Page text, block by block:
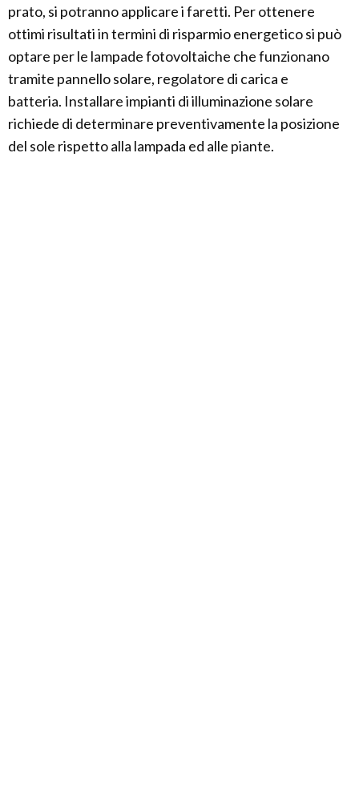
prato, si potranno applicare i faretti. Per ottenere
ottimi risultati in termini di risparmio energetico si può
optare per le lampade fotovoltaiche che funzionano
tramite pannello solare, regolatore di carica e
batteria. Installare impianti di illuminazione solare
richiede di determinare preventivamente la posizione
del sole rispetto alla lampada ed alle piante.